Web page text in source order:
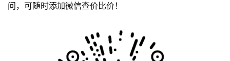
问，可随时添加微信查价比价！